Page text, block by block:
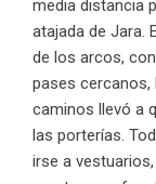
media distancia
atajada de Jara.
de los arcos,
pases cercanos,
caminos llevó a
las porterías.
irse a